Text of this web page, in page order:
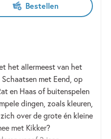
Bestellen
het allermeest van het
met Eend, op
en Haas of buitenspelen
dingen, zoals kleuren,
over de grote én kleine
met Kikker?